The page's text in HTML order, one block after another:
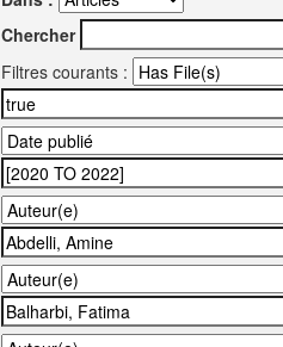
Chercher
Filtres courants :